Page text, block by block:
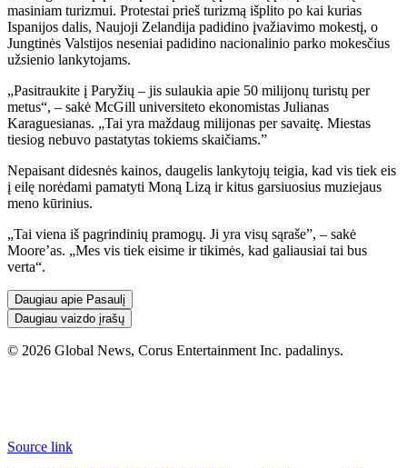
masiniam turizmui. Protestai prieš turizmą išplito po kai kurias
Ispanijos dalis, Naujoji Zelandija padidino įvažiavimo mokestį, o
Jungtinės Valstijos neseniai padidino nacionalinio parko mokesčius
užsienio lankytojams.
„Pasitraukite į Paryžių – jis sulaukia apie 50 milijonų turistų per
metus“, – sakė McGill universiteto ekonomistas Julianas
Karaguesianas. „Tai yra maždaug milijonas per savaitę. Miestas
tiesiog nebuvo pastatytas tokiems skaičiams.”
Nepaisant didesnės kainos, daugelis lankytojų teigia, kad vis tiek eis
į eilę norėdami pamatyti Moną Lizą ir kitus garsiuosius muziejaus
meno kūrinius.
„Tai viena iš pagrindinių pramogų. Ji yra visų sąraše”, – sakė
Moore’as. „Mes vis tiek eisime ir tikimės, kad galiausiai tai bus
verta“.
Daugiau apie Pasaulį
Daugiau vaizdo įrašų
© 2026 Global News, Corus Entertainment Inc. padalinys.
Source link